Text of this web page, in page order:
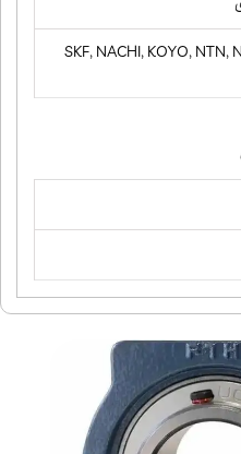
SKF, NACHI, KOYO, NTN,